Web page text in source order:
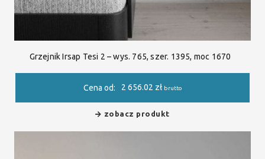
Grzejnik Irsap Tesi 2 – wys. 765, szer. 1395, moc 1670
Cena od: 2 656.02 zł brutto
zobacz produkt